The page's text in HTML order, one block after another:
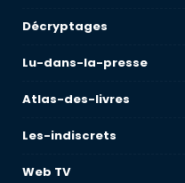
Décryptages
Lu-dans-la-presse
Atlas-des-livres
Les-indiscrets
Web TV